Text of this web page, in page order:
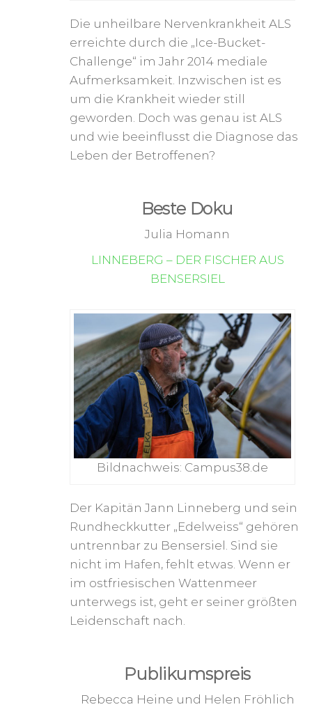
Die unheilbare Nervenkrankheit ALS
erreichte durch die „Ice-Bucket-
Challenge“ im Jahr 2014 mediale
Aufmerksamkeit. Inzwischen ist es
um die Krankheit wieder still
geworden. Doch was genau ist ALS
und wie beeinflusst die Diagnose das
Leben der Betroffenen?
Beste Doku
Julia Homann
LINNEBERG – DER FISCHER AUS
BENSERSIEL
Bildnachweis: Campus38.de
Der Kapitän Jann Linneberg und sein
Rundheckkutter „Edelweiss“ gehören
untrennbar zu Bensersiel. Sind sie
nicht im Hafen, fehlt etwas. Wenn er
im ostfriesischen Wattenmeer
unterwegs ist, geht er seiner größten
Leidenschaft nach.
Publikumspreis
Rebecca Heine und Helen Fröhlich